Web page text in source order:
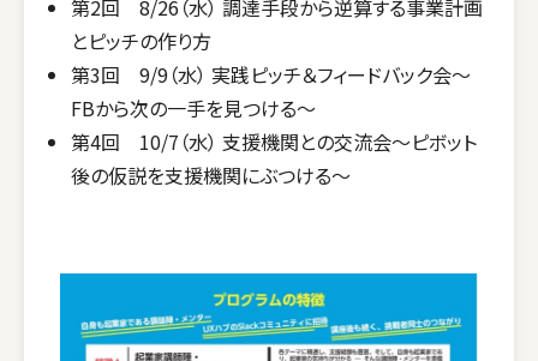
第2回8/26 （水） 調達手段から逆算する事業計画
とピッチの作り方
第3回 9/9（水） 実践ピッチ＆フィードバック会～
FBから次の一手を見つける～
第4回 10/7（水） 支援機関との交流会～ピボット
後の仮説を支援機関にぶつける～